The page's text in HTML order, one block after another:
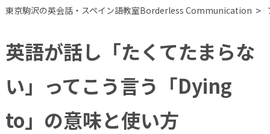
東京駒沢の英会話・スペイン語教室Borderless Communication >
英語が話し「たくてたまらな
い」ってこう言う「Dying
to」の意味と使い方